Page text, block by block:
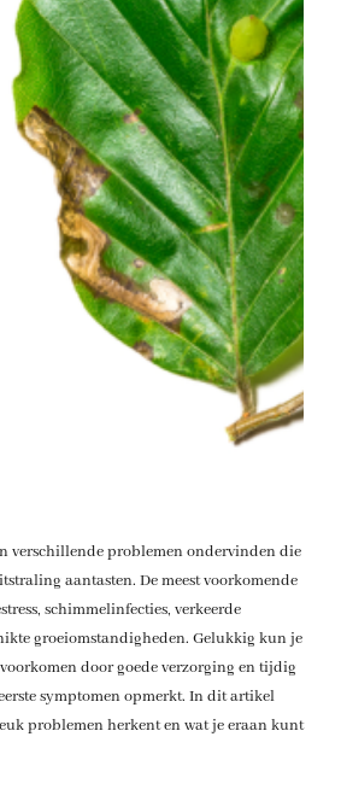
verschillende problemen ondervinden die
aantasten. De meest voorkomende
schimmelinfecties, verkeerde
groeiomstandigheden. Gelukkig kun je
door goede verzorging en tijdig
symptomen opmerkt. In dit artikel
problemen herkent en wat je eraan kunt